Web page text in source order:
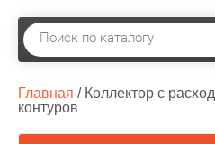
Главная / Коллектор с
контуров